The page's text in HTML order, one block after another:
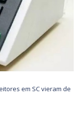
em SC vieram de